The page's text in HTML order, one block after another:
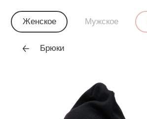
Женское Мужское
Брюки